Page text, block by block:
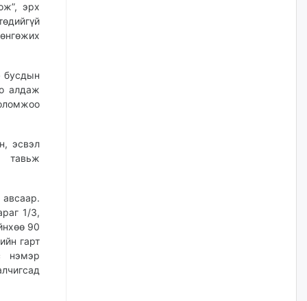
эрх
бусдын
алдаж
эсвэл
тавьж
1/3,
90
гарт
нэмэр